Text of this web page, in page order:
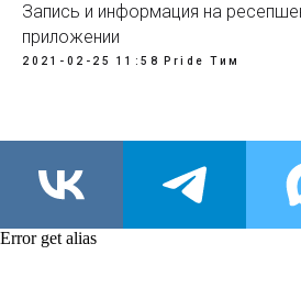
Запись и информация на
приложении
2021-02-25 11:58 Pride Тим
Error get alias